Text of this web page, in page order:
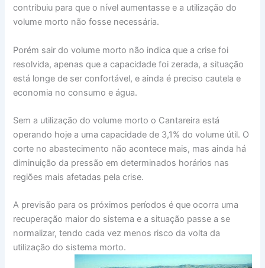
contribuiu para que o nível aumentasse e a utilização do
volume morto não fosse necessária.
Porém sair do volume morto não indica que a crise foi
resolvida, apenas que a capacidade foi zerada, a situação
está longe de ser confortável, e ainda é preciso cautela e
economia no consumo e água.
Sem a utilização do volume morto o Cantareira está
operando hoje a uma capacidade de 3,1% do volume útil. O
corte no abastecimento não acontece mais, mas ainda há
diminuição da pressão em determinados horários nas
regiões mais afetadas pela crise.
A previsão para os próximos períodos é que ocorra uma
recuperação maior do sistema e a situação passe a se
normalizar, tendo cada vez menos risco da volta da
utilização do sistema morto.